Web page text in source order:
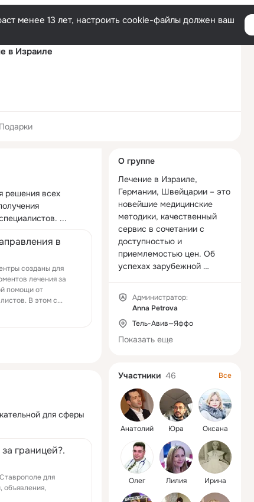
менее 13 лет, настроить cookie-файлы должен ваш
в Израиле
Подарки
решения всех
...
в
созданы для
лечения за
помощи от
В этом с...
для сферы
границей?.
для
объявления,
колонка
О группе
Лечение в Израиле,
Германии, Швейцарии – это
новейшие медицинские
методики, качественный
сервис в сочетании с
доступностью и
приемлемостью цен. Об
успехах зарубежной
всех уголках мира и ее
достижения широко
Администратор:
Anna Petrova
Тель-Авив—Яффо
Показать еще
Участники 46 Все
Анатолий Юра Оксана
Олег Лилия Ирина